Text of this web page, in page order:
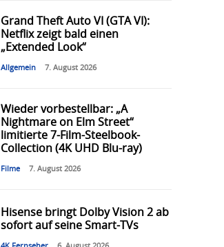
Grand Theft Auto VI (GTA VI):
Netflix zeigt bald einen
„Extended Look“
Allgemein 7. August 2026
Wieder vorbestellbar: „A
Nightmare on Elm Street“
limitierte 7-Film-Steelbook-
Collection (4K UHD Blu-ray)
Filme 7. August 2026
Hisense bringt Dolby Vision 2 ab
sofort auf seine Smart-TVs